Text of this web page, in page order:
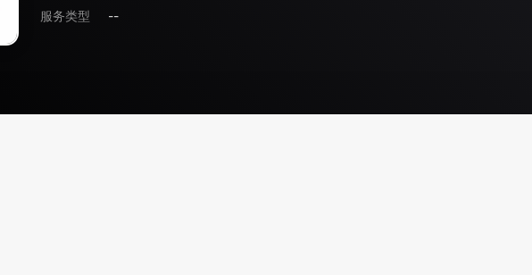
服务类型
--